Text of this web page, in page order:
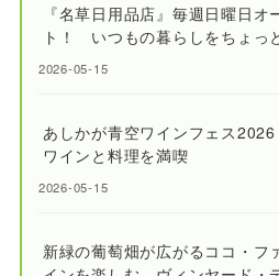
『名草日用品店』毎週日曜日
ト！ いつもの暮らしをちょっ
2026-05-15
あしかが青空ワインフェス
ワインと料理を満喫
2026-05-15
新緑の葡萄畑が広がるココ・